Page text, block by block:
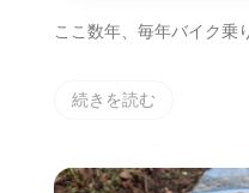
ここ数年、毎年バイク乗
続きを読む